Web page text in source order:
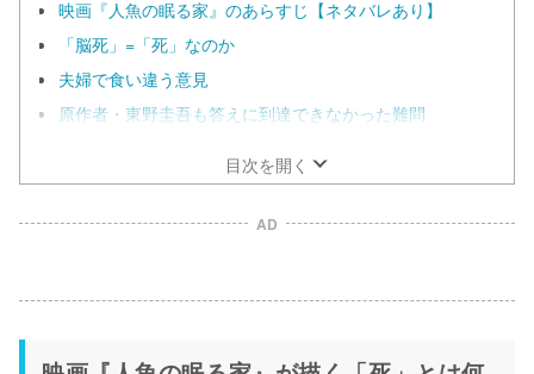
映画『人魚の眠る家』のあらすじ【ネタバレあり】
「脳死」=「死」なのか
夫婦で食い違う意見
原作者・東野圭吾も答えに到達できなかった難問
目次を開く
AD